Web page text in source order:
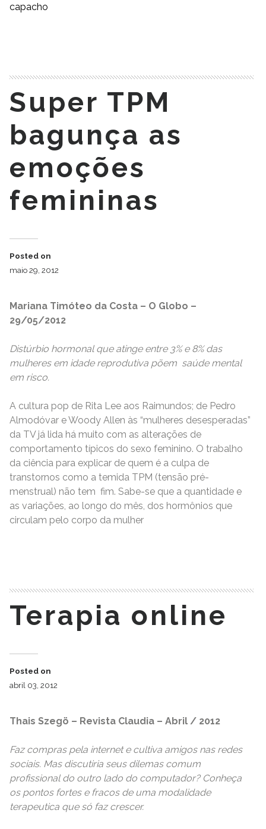
capacho
Super TPM
bagunça as
emoções
femininas
Posted on
maio 29, 2012
Mariana Timóteo da Costa – O Globo –
29/05/2012
Distúrbio hormonal que atinge entre 3% e 8% das
mulheres em idade reprodutiva põem saúde mental
em risco.
A cultura pop de Rita Lee aos Raimundos; de Pedro
Almodóvar e Woody Allen às “mulheres desesperadas”
da TV já lida há muito com as alterações de
comportamento típicos do sexo feminino. O trabalho
da ciência para explicar de quem é a culpa de
transtornos como a temida TPM (tensão pré-
menstrual) não tem fim. Sabe-se que a quantidade e
as variações, ao longo do mês, dos hormônios que
circulam pelo corpo da mulher
Terapia online
Posted on
abril 03, 2012
Thais Szegö – Revista Claudia – Abril / 2012
Faz compras pela internet e cultiva amigos nas redes
sociais. Mas discutiria seus dilemas comum
profissional do outro lado do computador? Conheça
os pontos fortes e fracos de uma modalidade
terapeutica que só faz crescer.